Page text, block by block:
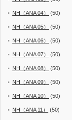
NH（ANA 04） (50)
NH（ANA 05） (50)
NH（ANA 06） (50)
NH（ANA 07） (50)
NH（ANA 08） (50)
NH（ANA 09） (50)
NH（ANA 10） (50)
NH（ANA 11） (50)